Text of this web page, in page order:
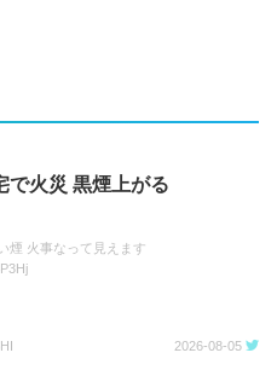
で火災 黒煙上がる
煙 火事なって見えます
2026-08-05